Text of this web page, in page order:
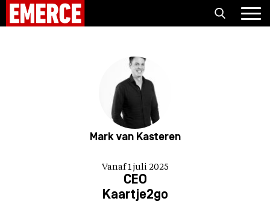
Mark van Kasteren
Vanaf 1 juli 2025
CEO
Kaartje2go